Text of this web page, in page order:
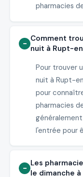
pharmacies
Comment
nuit à Rupt-
Pour trouver
nuit à Rupt-
pour
pharmacies
l'entrée pour
Les
le dimanche